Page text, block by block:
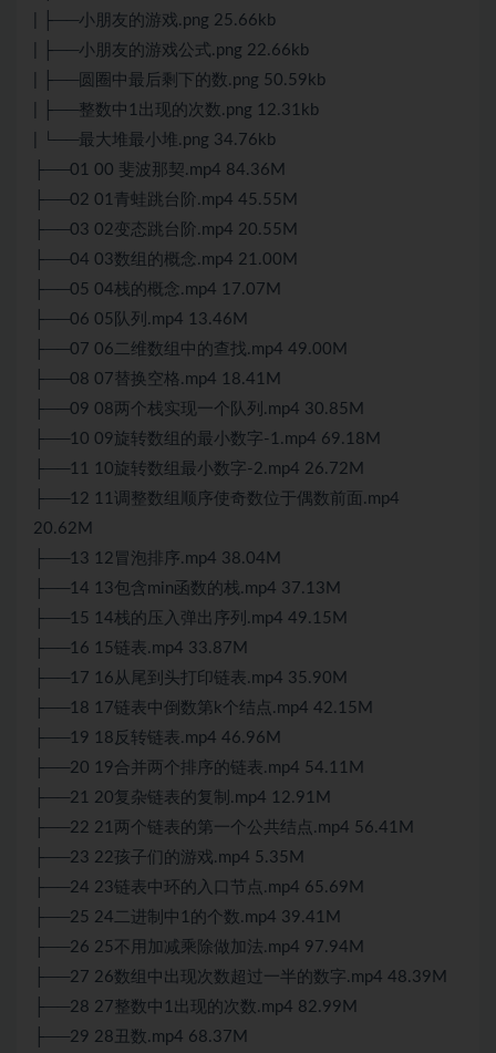
| ├──小朋友的游戏.png 25.66kb
| ├──小朋友的游戏公式.png 22.66kb
| ├──圆圈中最后剩下的数.png 50.59kb
| ├──整数中1出现的次数.png 12.31kb
| └──最大堆最小堆.png 34.76kb
├──01 00 斐波那契.mp4 84.36M
├──02 01青蛙跳台阶.mp4 45.55M
├──03 02变态跳台阶.mp4 20.55M
├──04 03数组的概念.mp4 21.00M
├──05 04栈的概念.mp4 17.07M
├──06 05队列.mp4 13.46M
├──07 06二维数组中的查找.mp4 49.00M
├──08 07替换空格.mp4 18.41M
├──09 08两个栈实现一个队列.mp4 30.85M
├──10 09旋转数组的最小数字-1.mp4 69.18M
├──11 10旋转数组最小数字-2.mp4 26.72M
├──12 11调整数组顺序使奇数位于偶数前面.mp4
20.62M
├──13 12冒泡排序.mp4 38.04M
├──14 13包含min函数的栈.mp4 37.13M
├──15 14栈的压入弹出序列.mp4 49.15M
├──16 15链表.mp4 33.87M
├──17 16从尾到头打印链表.mp4 35.90M
├──18 17链表中倒数第k个结点.mp4 42.15M
├──19 18反转链表.mp4 46.96M
├──20 19合并两个排序的链表.mp4 54.11M
├──21 20复杂链表的复制.mp4 12.91M
├──22 21两个链表的第一个公共结点.mp4 56.41M
├──23 22孩子们的游戏.mp4 5.35M
├──24 23链表中环的入口节点.mp4 65.69M
├──25 24二进制中1的个数.mp4 39.41M
├──26 25不用加减乘除做加法.mp4 97.94M
├──27 26数组中出现次数超过一半的数字.mp4 48.39M
├──28 27整数中1出现的次数.mp4 82.99M
├──29 28丑数.mp4 68.37M